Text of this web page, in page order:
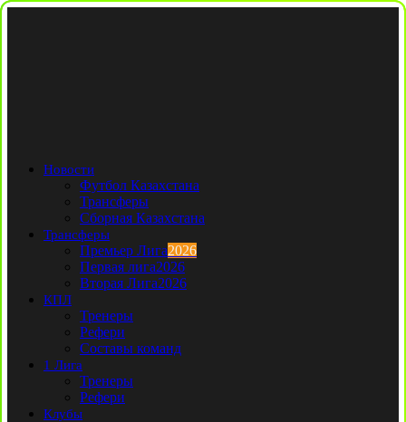
Новости
Футбол Казахстана
Трансферы
Сборная Казахстана
Трансферы
Премьер Лига2026
Первая лига2026
Вторая Лига2026
КПЛ
Тренеры
Рефери
Составы команд
1 Лига
Тренеры
Рефери
Клубы